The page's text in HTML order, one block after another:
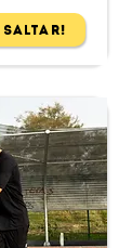
Saltar!